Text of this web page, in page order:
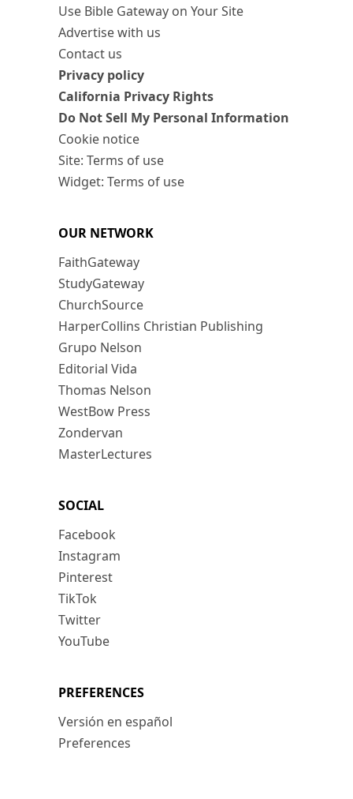
Use Bible Gateway on Your Site
Advertise with us
Contact us
Privacy policy
California Privacy Rights
Do Not Sell My Personal Information
Cookie notice
Site: Terms of use
Widget: Terms of use
OUR NETWORK
FaithGateway
StudyGateway
ChurchSource
HarperCollins Christian Publishing
Grupo Nelson
Editorial Vida
Thomas Nelson
WestBow Press
Zondervan
MasterLectures
SOCIAL
Facebook
Instagram
Pinterest
TikTok
Twitter
YouTube
PREFERENCES
Versión en español
Preferences